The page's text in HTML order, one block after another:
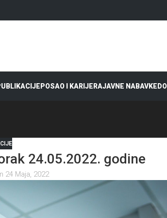
POSAO I KARIJERAJAVNE NABAVKE
24.05.2022. godine
24 Maja, 2022